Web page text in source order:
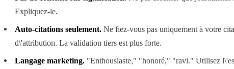
Expliquez-le.
Auto-citations seulement. Ne fiez-vous pas uniquement à votre
d\'attribution. La validation tiers est plus forte.
Langage marketing. "Enthousiaste," "honoré," "ravi." Utilisez